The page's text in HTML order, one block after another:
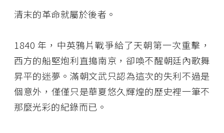
清末的革命就屬於後者。
1840 年，中英鴉片戰爭給了天朝第一次重擊，
西方的船堅炮利直搗南京，卻喚不醒朝廷內歌舞
昇平的迷夢。滿朝文武只認為這次的失利不過是
個意外，僅僅只是華夏悠久輝煌的歷史裡一筆不
那麼光彩的紀錄而已。